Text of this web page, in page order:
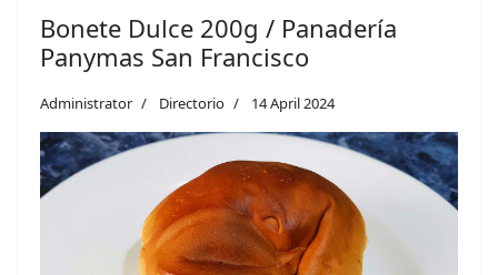
Bonete Dulce 200g / Panadería
Panymas San Francisco
Administrator Directorio 14 April 2024